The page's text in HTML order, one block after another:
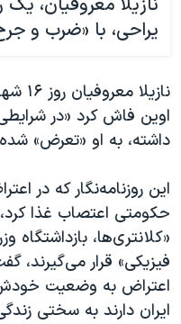
نازیلا معروفیان،
یراحی، با «ضرب و
اوین فاش کرد «در
داشته، به او «تعرض»
این روزنامه‌نگار که در
حکومتی اعتصاب غذا کرد،
«کلانتری‌ها، بازداشتگاه
فیزیکی» قرار می‌گیرند،
اعتراض به وضعیت
ایران دارند به سختی